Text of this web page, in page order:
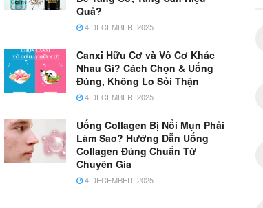
Quả?
4 DECEMBER, 2025
Canxi Hữu Cơ và Vô Cơ Khác
Nhau Gì? Cách Chọn & Uống
Đúng, Không Lo Sỏi Thận
4 DECEMBER, 2025
Uống Collagen Bị Nổi Mụn Phải
Làm Sao? Hướng Dẫn Uống
Collagen Đúng Chuẩn Từ
Chuyên Gia
4 DECEMBER, 2025